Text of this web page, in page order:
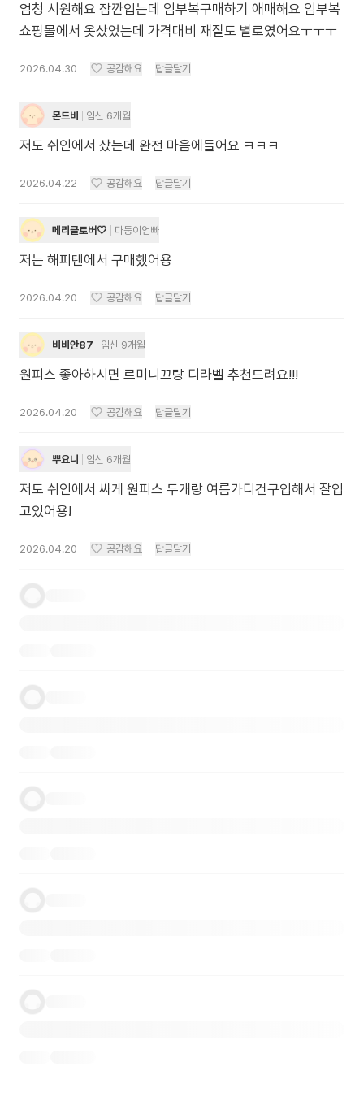
엄청 시원해요 잠깐입는데 임부복구매하기 애매해요 임부복
쇼핑몰에서 옷샀었는데 가격대비 재질도 별로였어요ㅜㅜㅜ
2026.04.30 공감해요 답글달기
몬드비 임신 6개월
저도 쉬인에서 샀는데 완전 마음에들어요 ㅋㅋㅋ
2026.04.22 공감해요 답글달기
메리클로버🤍 다둥이엄빠
저는 해피텐에서 구매했어용
2026.04.20 공감해요 답글달기
비비안87 임신 9개월
2026.04.20 공감해요 답글달기
뿌요니 임신 6개월
저도 쉬인에서 싸게 원피스 두개랑 여름가디건구입해서 잘입
고있어용!
2026.04.20 공감해요 답글달기